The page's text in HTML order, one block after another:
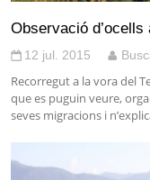
Observació d’ocells
12 jul. 2015
Recorregut a la vora del
que es puguin veure,
seves migracions i